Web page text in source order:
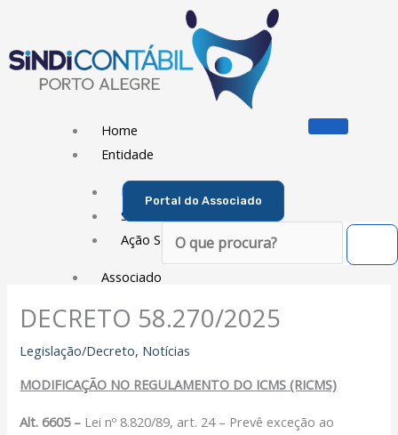
conteúdo
Home
Entidade
Diretoria
Sede Social
Ação Social
Associado
Porque ser um Associado
Contribuição Sindical
Dissídios e Convenções de Trabalho
Portal do Associado
Pesquisar
DECRETO 58.270/2025
Legislação/Decreto, Notícias
MODIFICAÇÃO NO REGULAMENTO DO ICMS (RICMS)
Alt. 6605 – Lei nº 8.820/89, art. 24 – Prevê exceção ao